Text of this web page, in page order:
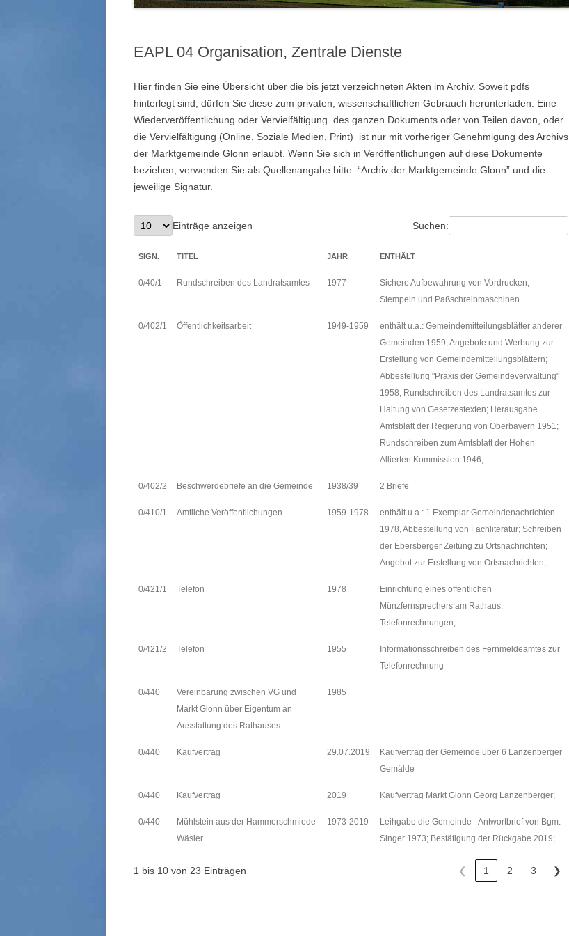
HANS HUBER
20.JAHRHUNDERT
EAPL 04 Organisation, Zentrale Dienste
Hier finden Sie eine Übersicht über die bis jetzt verzeichneten Akten im Archiv. Soweit pdfs
hinterlegt sind, dürfen Sie diese zum privaten, wissenschaftlichen Gebrauch herunterladen. Eine
Wiederveröffentlichung oder Vervielfältigung des ganzen Dokuments oder von Teilen davon, oder
die Vervielfältigung (Online, Soziale Medien, Print) ist nur mit vorheriger Genehmigung des Archivs
der Marktgemeinde Glonn erlaubt. Wenn Sie sich in Veröffentlichungen auf diese Dokumente
beziehen, verwenden Sie als Quellenangabe bitte: “Archiv der Marktgemeinde Glonn” und die
jeweilige Signatur.
Einträge anzeigen Suchen:
SIGN. TITEL JAHR ENTHÄLT
0/40/1 Rundschreiben des Landratsamtes 1977
Sichere Aufbewahrung von Vordrucken,
Stempeln und Paßschreibmaschinen
0/402/1 Öffentlichkeitsarbeit 1949-1959
enthält u.a.: Gemeindemitteilungsblätter anderer
Gemeinden 1959; Angebote und Werbung zur
Erstellung von Gemeindemitteilungsblättern;
Abbestellung "Praxis der Gemeindeverwaltung"
1958; Rundschreiben des Landratsamtes zur
Haltung von Gesetzestexten; Herausgabe
Amtsblatt der Regierung von Oberbayern 1951;
Rundschreiben zum Amtsblatt der Hohen
Allierten Kommission 1946;
0/402/2 Beschwerdebriefe an die Gemeinde 1938/39 2 Briefe
0/410/1 Amtliche Veröffentlichungen 1959-1978
enthält u.a.: 1 Exemplar Gemeindenachrichten
1978, Abbestellung von Fachliteratur; Schreiben
der Ebersberger Zeitung zu Ortsnachrichten;
Angebot zur Erstellung von Ortsnachrichten;
0/421/1 Telefon 1978
Einrichtung eines öffentlichen
Münzfernsprechers am Rathaus;
Telefonrechnungen,
0/421/2 Telefon 1955
Informationsschreiben des Fernmeldeamtes zur
Telefonrechnung
0/440
Vereinbarung zwischen VG und
Markt Glonn über Eigentum an
Ausstattung des Rathauses
1985
0/440 Kaufvertrag 29.07.2019
Kaufvertrag der Gemeinde über 6 Lanzenberger
Gemälde
0/440 Kaufvertrag 2019 Kaufvertrag Markt Glonn Georg Lanzenberger;
0/440
Mühlstein aus der Hammerschmiede
Wäsler
1973-2019
Leihgabe die Gemeinde - Antwortbrief von Bgm.
Singer 1973; Bestätigung der Rückgabe 2019;
1 bis 10 von 23 Einträgen ❮ 1 2 3 ❯